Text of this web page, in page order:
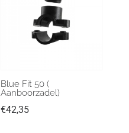
Blue Fit 50 (
Aanboorzadel)
€42,35